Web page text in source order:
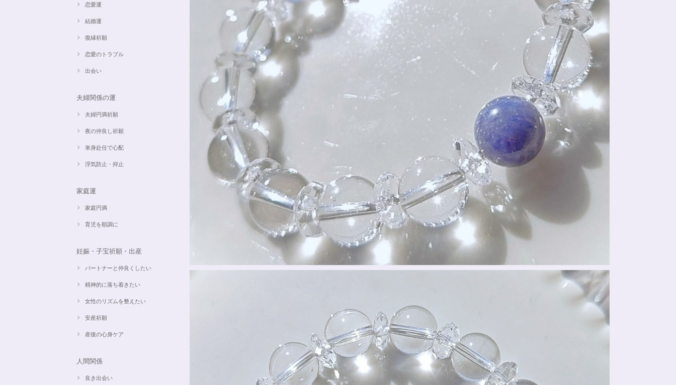
恋愛運
結婚運
復縁祈願
恋愛のトラブル
出会い
夫婦関係の運
夫婦円満祈願
夜の仲良し祈願
単身赴任で心配
浮気防止・抑止
家庭運
家庭円満
育児を順調に
妊娠・子宝祈願・出産
パートナーと仲良くしたい
精神的に落ち着きたい
女性のリズムを整えたい
安産祈願
産後の心身ケア
人間関係
良き出会い